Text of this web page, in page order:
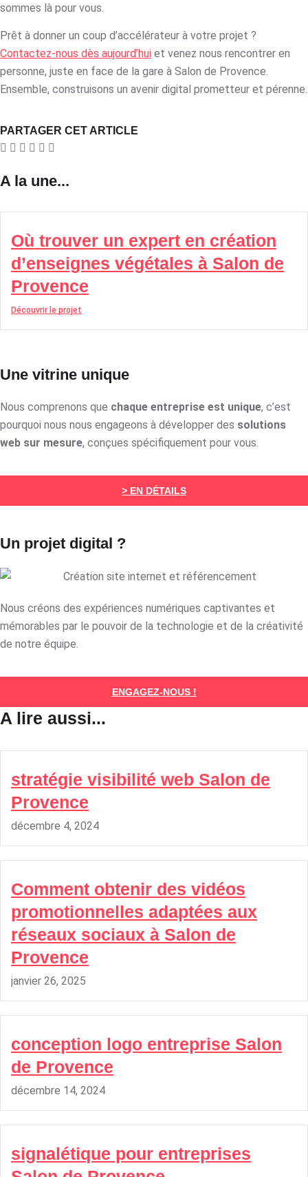
sommes là pour vous.
Prêt à donner un coup d’accélérateur à votre projet ?
Contactez-nous dès aujourd’hui et venez nous rencontrer en
personne, juste en face de la gare à Salon de Provence.
Ensemble, construisons un avenir digital prometteur et pérenne.
PARTAGER CET ARTICLE
A la une...
Où trouver un expert en création
d’enseignes végétales à Salon de
Provence
Découvrir le projet
Une vitrine unique
Nous comprenons que chaque entreprise est unique, c’est
pourquoi nous nous engageons à développer des solutions
web sur mesure, conçues spécifiquement pour vous.
> EN DÉTAILS
Un projet digital ?
Nous créons des expériences numériques captivantes et
mémorables par le pouvoir de la technologie et de la créativité
de notre équipe.
ENGAGEZ-NOUS !
A lire aussi...
stratégie visibilité web Salon de
Provence
décembre 4, 2024
Comment obtenir des vidéos
promotionnelles adaptées aux
réseaux sociaux à Salon de
Provence
janvier 26, 2025
conception logo entreprise Salon
de Provence
décembre 14, 2024
signalétique pour entreprises